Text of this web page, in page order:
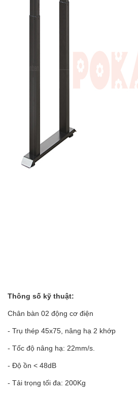
Thông số kỹ thuật:
Chân bàn 02 động cơ điện
- Trụ thép 45x75, nâng hạ 2 khớp
- Tốc độ nâng hạ: 22mm/s.
- Độ ồn < 48dB
- Tải trọng tối đa: 200Kg